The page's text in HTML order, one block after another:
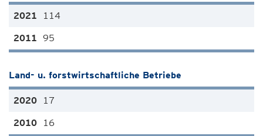
114
95
Land- u. forstwirtschaftliche Betriebe
17
16